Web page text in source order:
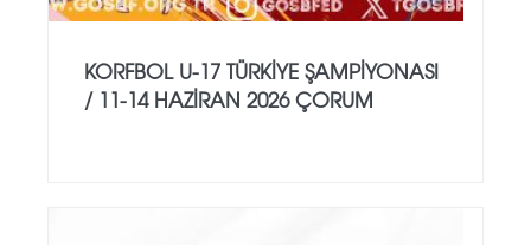
KORFBOL U-17 TÜRKİYE ŞAMPİYONASI
/ 11-14 HAZİRAN 2026 ÇORUM